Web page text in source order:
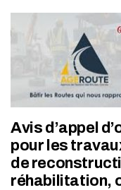
Avis d’appel
pour les
de
réhabilitation,